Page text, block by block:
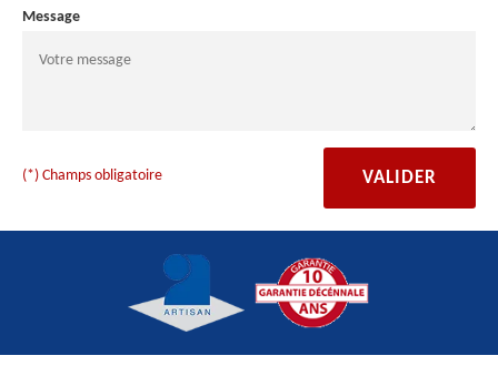
Message
(*) Champs obligatoire